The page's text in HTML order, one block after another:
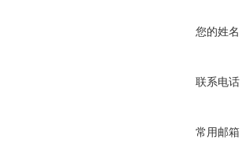
您的姓名
联系电话
常用邮箱